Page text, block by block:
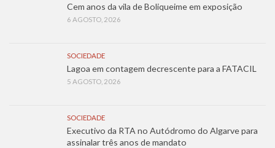
Cem anos da vila de Boliqueime em exposição
6 AGOSTO, 2026
SOCIEDADE
Lagoa em contagem decrescente para a FATACIL
5 AGOSTO, 2026
SOCIEDADE
Executivo da RTA no Autódromo do Algarve para
assinalar três anos de mandato